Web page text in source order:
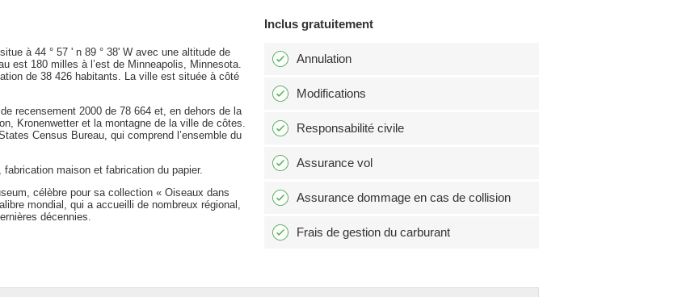
à 44 ° 57 ' n 89 ° 38' W avec une altitude de
est 180 milles à l’est de Minneapolis, Minnesota.
de 38 426 habitants. La ville est située à côté
recensement 2000 de 78 664 et, en dehors de la
Kronenwetter et la montagne de la ville de côtes.
Census Bureau, qui comprend l’ensemble du
maison et fabrication du papier.
célèbre pour sa collection « Oiseaux dans
mondial, qui a accueilli de nombreux régional,
décennies.
Inclus gratuitement
Annulation
Modifications
Responsabilité civile
Assurance vol
Assurance dommage en cas de collision
Frais de gestion du carburant